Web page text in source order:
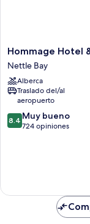
Hommage
Hotel
&
Residences
Nettle
Bay
Hommage Hotel
Nettle Bay
Alberca
Traslado del/al
aeropuerto
8.4
de
8.4 Muy bueno
724 opiniones